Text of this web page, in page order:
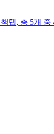
책탭, 총 5개 중